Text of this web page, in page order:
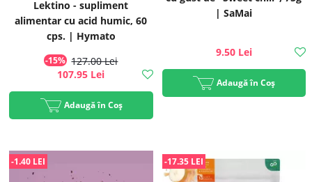
Lektino - supliment
alimentar cu acid humic, 60
cps. | Hymato
-15% 127.00 Lei
107.95 Lei
Adaugă în Coș
| SaMai
9.50 Lei
Adaugă în Coș
-1.40 LEI -17.35 LEI